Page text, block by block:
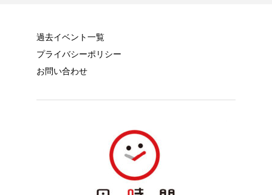
過去イベント一覧
プライバシーポリシー
お問い合わせ